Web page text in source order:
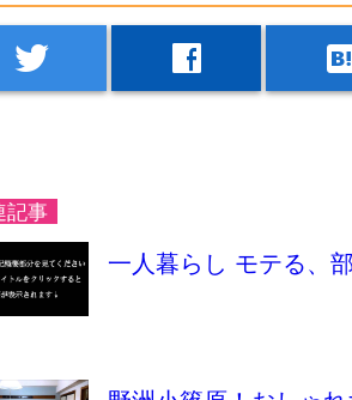
twitter facebook
記事
一人暮らし モテる、